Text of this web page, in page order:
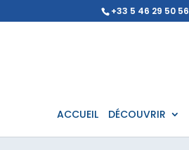
+33 5 46 29 50 56
ACCUEIL DÉCOUVRIR